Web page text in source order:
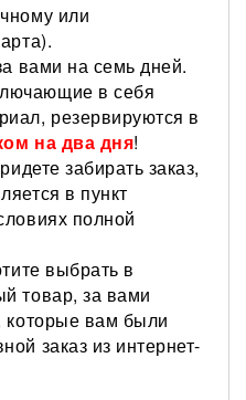
или
вами на семь дней.
в себя
резервируются в
на два дня!
забирать заказ,
в пункт
полной
выбрать в
товар, за вами
которые вам были
заказ из интернет-